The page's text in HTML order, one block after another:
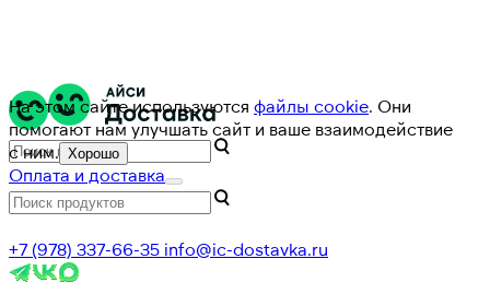
На этом сайте используются файлы cookie. Они
помогают нам улучшать сайт и ваше взаимодействие
с ним. Хорошо
Оплата и доставка
+7 (978) 337-66-35 info@ic-dostavka.ru